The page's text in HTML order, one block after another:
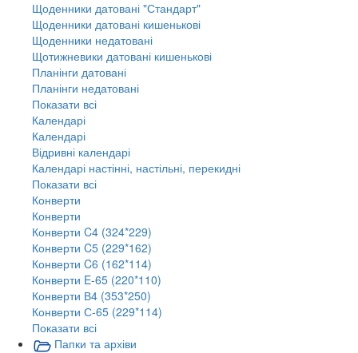
Щоденники датовані "Стандарт"
Щоденники датовані кишенькові
Щоденники недатовані
Щотижневики датовані кишенькові
Планінги датовані
Планінги недатовані
Показати всі
Календарі
Календарі
Відривні календарі
Календарі настінні, настільні, перекидні
Показати всі
Конверти
Конверти
Конверти C4 (324*229)
Конверти C5 (229*162)
Конверти C6 (162*114)
Конверти E-65 (220*110)
Конверти В4 (353*250)
Конверти С-65 (229*114)
Показати всі
Папки та архіви